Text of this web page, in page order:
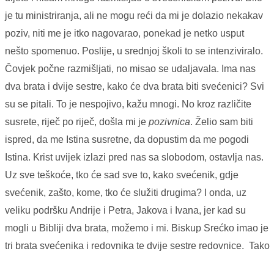
je tu ministriranja, ali ne mogu reći da mi je dolazio nekakav
poziv, niti me je itko nagovarao, ponekad je netko usput
nešto spomenuo. Poslije, u srednjoj školi to se intenziviralo.
Čovjek počne razmišljati, no misao se udaljavala. Ima nas
dva brata i dvije sestre, kako će dva brata biti svećenici? Svi
su se pitali. To je nespojivo, kažu mnogi. No kroz različite
susrete, riječ po riječ, došla mi je pozivnica. Želio sam biti
ispred, da me Istina susretne, da dopustim da me pogodi
Istina. Krist uvijek izlazi pred nas sa slobodom, ostavlja nas.
Uz sve teškoće, tko će sad sve to, kako svećenik, gdje
svećenik, zašto, kome, tko će služiti drugima? I onda, uz
veliku podršku Andrije i Petra, Jakova i Ivana, jer kad su
mogli u Bibliji dva brata, možemo i mi. Biskup Srećko imao je
tri brata svećenika i redovnika te dvije sestre redovnice. Tako